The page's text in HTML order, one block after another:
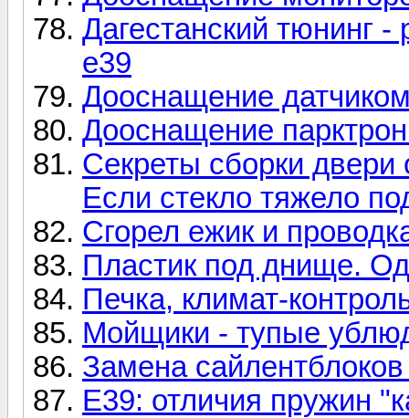
Дагестанский тюнинг
е39
Дооснащение
Дооснащение
Секреты сборки
Если стекло тяжело
Сгорел ежик и
Пластик под днище.
Печка, климат-
Мойщики - тупые
Замена
Е39: отличия пружин